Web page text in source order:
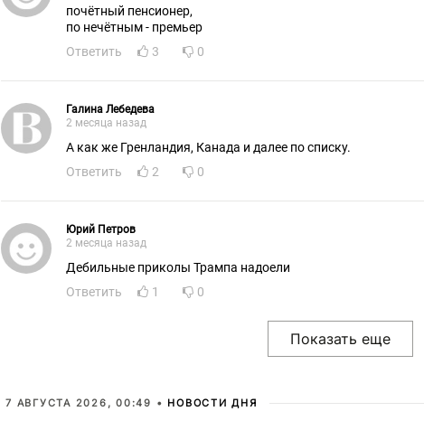
почётный пенсионер,
по нечётным - премьер
Ответить
3 0
Галина Лебедева
2 месяца назад
А как же Гренландия, Канада и далее по списку.
Ответить
2 0
Юрий Петров
2 месяца назад
Дебильные приколы Трампа надоели
Ответить
1 0
7 АВГУСТА 2026, 00:49 • НОВОСТИ ДНЯ